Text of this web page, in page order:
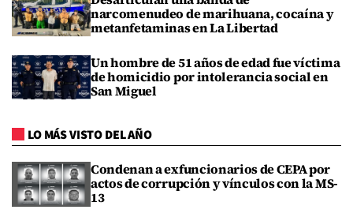
narcomenudeo de marihuana, cocaína y
metanfetaminas en La Libertad
Un hombre de 51 años de edad fue víctima
de homicidio por intolerancia social en
San Miguel
LO MÁS VISTO DEL AÑO
Condenan a exfuncionarios de CEPA por
actos de corrupción y vínculos con la MS-
13